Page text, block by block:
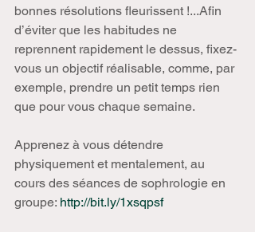
bonnes résolutions fleurissent !...Afin
d’éviter que les habitudes ne
reprennent rapidement le dessus, fixez-
vous un objectif réalisable, comme, par
exemple, prendre un petit temps rien
que pour vous chaque semaine.
Apprenez à vous détendre
physiquement et mentalement, au
cours des séances de sophrologie en
groupe: http://bit.ly/1xsqpsf